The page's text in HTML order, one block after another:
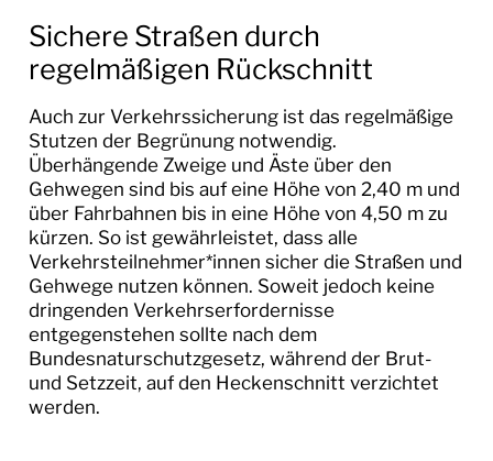
BAUEN & UMWELT
LEBEN IN LORSCH
KULTUR
TOURISMUS
Sichere Straßen durch
regelmäßigen Rückschnitt
Auch zur Verkehrssicherung ist das regelmäßige
Stutzen der Begrünung notwendig.
Überhängende Zweige und Äste über den
Gehwegen sind bis auf eine Höhe von 2,40 m und
über Fahrbahnen bis in eine Höhe von 4,50 m zu
kürzen. So ist gewährleistet, dass alle
Verkehrsteilnehmer*innen sicher die Straßen und
Gehwege nutzen können. Soweit jedoch keine
dringenden Verkehrserfordernisse
entgegenstehen sollte nach dem
Bundesnaturschutzgesetz, während der Brut-
und Setzzeit, auf den Heckenschnitt verzichtet
werden.